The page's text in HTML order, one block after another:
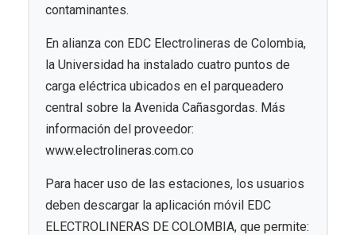
contaminantes.
En alianza con EDC Electrolineras de Colombia,
la Universidad ha instalado cuatro puntos de
carga eléctrica ubicados en el parqueadero
central sobre la Avenida Cañasgordas. Más
información del proveedor:
www.electrolineras.com.co
Para hacer uso de las estaciones, los usuarios
deben descargar la aplicación móvil EDC
ELECTROLINERAS DE COLOMBIA, que permite: